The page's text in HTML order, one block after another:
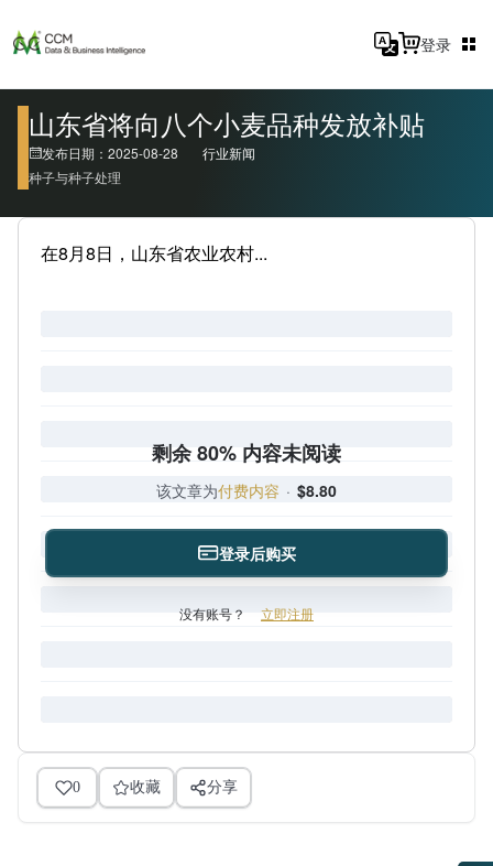
登录
山东省将向八个小麦品种发放补贴
发布日期：2025-08-28
行业新闻
种子与种子处理
在8月8日，山东省农业农村...
剩余 80% 内容未阅读
该文章为付费内容 · $8.80
登录后购买
没有账号？ 立即注册
0 收藏 分享